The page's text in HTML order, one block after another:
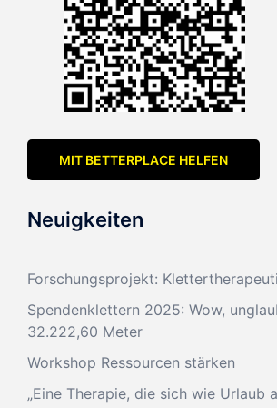
MIT BETTERPLACE HELFEN
Neuigkeiten
Forschungsprojekt:
Spendenklettern 2025: Wow,
32.222,60 Meter
Workshop Ressourcen stärken
„Eine Therapie, die sich wie Urlaub